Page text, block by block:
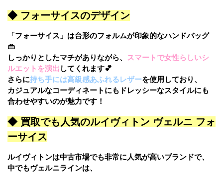
◆ フォーサイスのデザイン
「フォーサイス」は台形のフォルムが印象的なハンドバッグ
👜
しっかりとしたマチがありながら、
スマートで女性らしいシ
ルエットを演出 してくれます💕
さらに持ち手には高級感あふれるレザーを使用しており、
カジュアルなコーディネートにもドレッシーなスタイルにも
合わせやすいのが魅力です！
◆ 買取でも人気のルイヴィトン ヴェルニ フォ
ーサイス
ルイヴィトンは中古市場でも非常に人気が高いブランドで、
中でもヴェルニラインは、